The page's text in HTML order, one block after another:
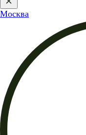
Москва